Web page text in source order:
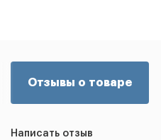
Отзывы о товаре
Написать отзыв